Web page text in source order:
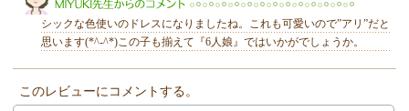
シックな色使いのドレスになりましたね。これも可愛いので”アリ”だと
思います(*^-^*)この子も揃えて『6人娘』ではいかがでしょうか。
このレビューにコメントする。